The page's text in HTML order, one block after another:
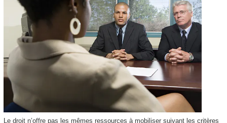
Le droit n’offre pas les mêmes ressources à mobiliser suivant les critères